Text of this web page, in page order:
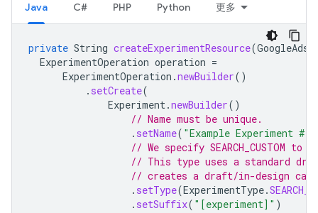
Java C# PHP Python 更多
private String createExperimentResource(
ExperimentOperation operation =
ExperimentOperation .newBuilder()
. setCreate(
Experiment.newBuilder()
// Name must be unique.
. setName( "Example Experiment #"
// We specify SEARCH_CUSTOM
// This type uses a standard
// creates a draft/in-design
. setType(ExperimentType.
. setSuffix( "[experiment]" )